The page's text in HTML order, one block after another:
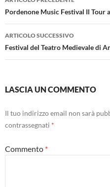
articolo
Pordenone Music Festival Il Tour
ARTICOLO SUCCESSIVO
Festival del Teatro Medievale di
LASCIA UN COMMENTO
Il tuo indirizzo email non sarà
contrassegnati *
Commento *